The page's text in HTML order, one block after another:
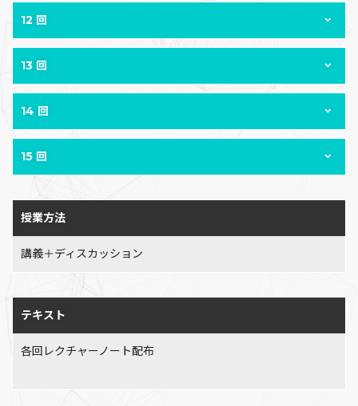
12 回
13 回
14 回
15 回
授業方法
講義＋ディスカッション
テキスト
各回レクチャーノート配布